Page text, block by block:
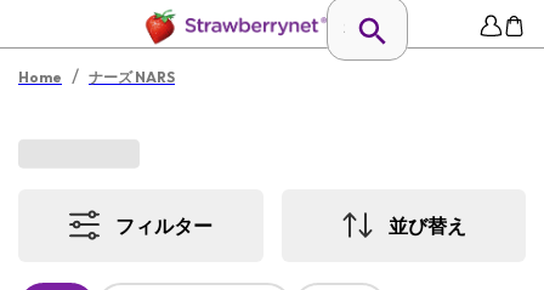
Home / ナーズ NARS
フィルター 並び替え